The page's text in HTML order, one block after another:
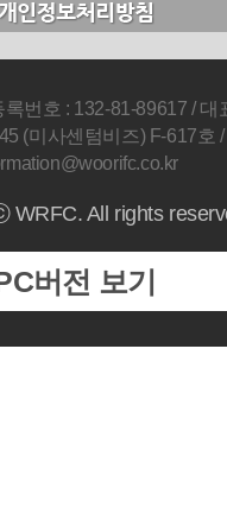
번호 : 132-81-89617 / 대
(미사센텀비즈) F-617호
WRFC. All rights
버전 보기